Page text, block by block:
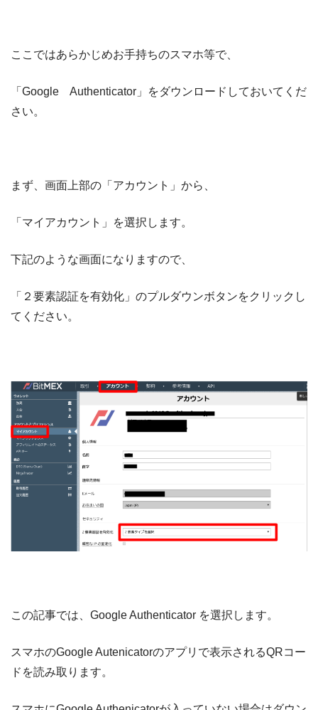
ここではあらかじめお手持ちのスマホ等で、
「Google Authenticator」をダウンロードしておいてくだ
さい。
まず、画面上部の「アカウント」から、
「マイアカウント」を選択します。
下記のような画面になりますので、
「２要素認証を有効化」のプルダウンボタンをクリックし
てください。
この記事では、Google Authenticator を選択します。
スマホのGoogle Autenicatorのアプリで表示されるQRコー
ドを読み取ります。